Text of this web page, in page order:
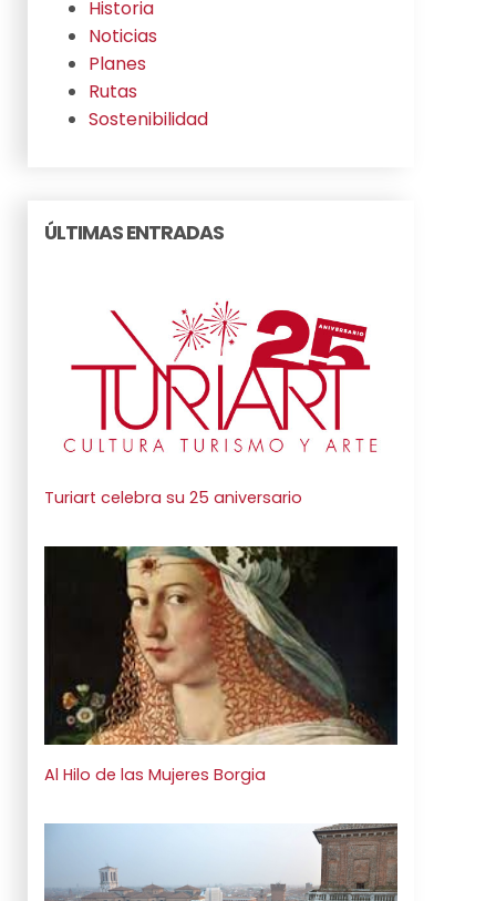
Historia
Noticias
Planes
Rutas
Sostenibilidad
ÚLTIMAS ENTRADAS
Turiart celebra su 25 aniversario
Al Hilo de las Mujeres Borgia